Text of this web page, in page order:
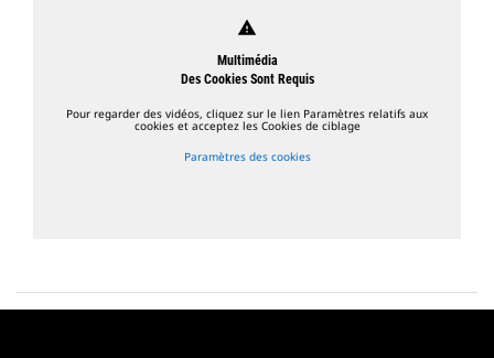
warning
Multimédia
Des Cookies Sont Requis
Pour regarder des vidéos, cliquez sur le lien Paramètres relatifs aux
cookies et acceptez les Cookies de ciblage
Paramètres des cookies